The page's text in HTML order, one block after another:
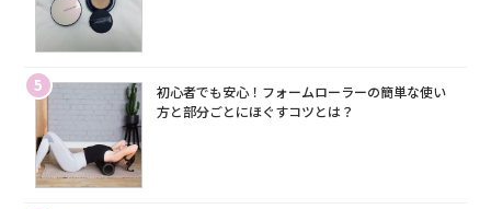
5
初心者でも安心！フォームローラーの簡単な使い
方と部分ごとにほぐすコツとは？